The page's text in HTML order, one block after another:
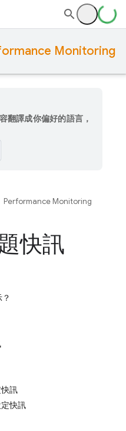
Monitoring
翻譯成你偏好的語言，
Performance Monitoring
快訊
訊
快訊